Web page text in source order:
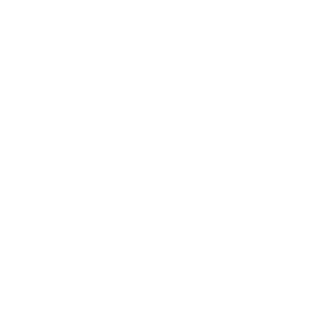
политики и бизнеса